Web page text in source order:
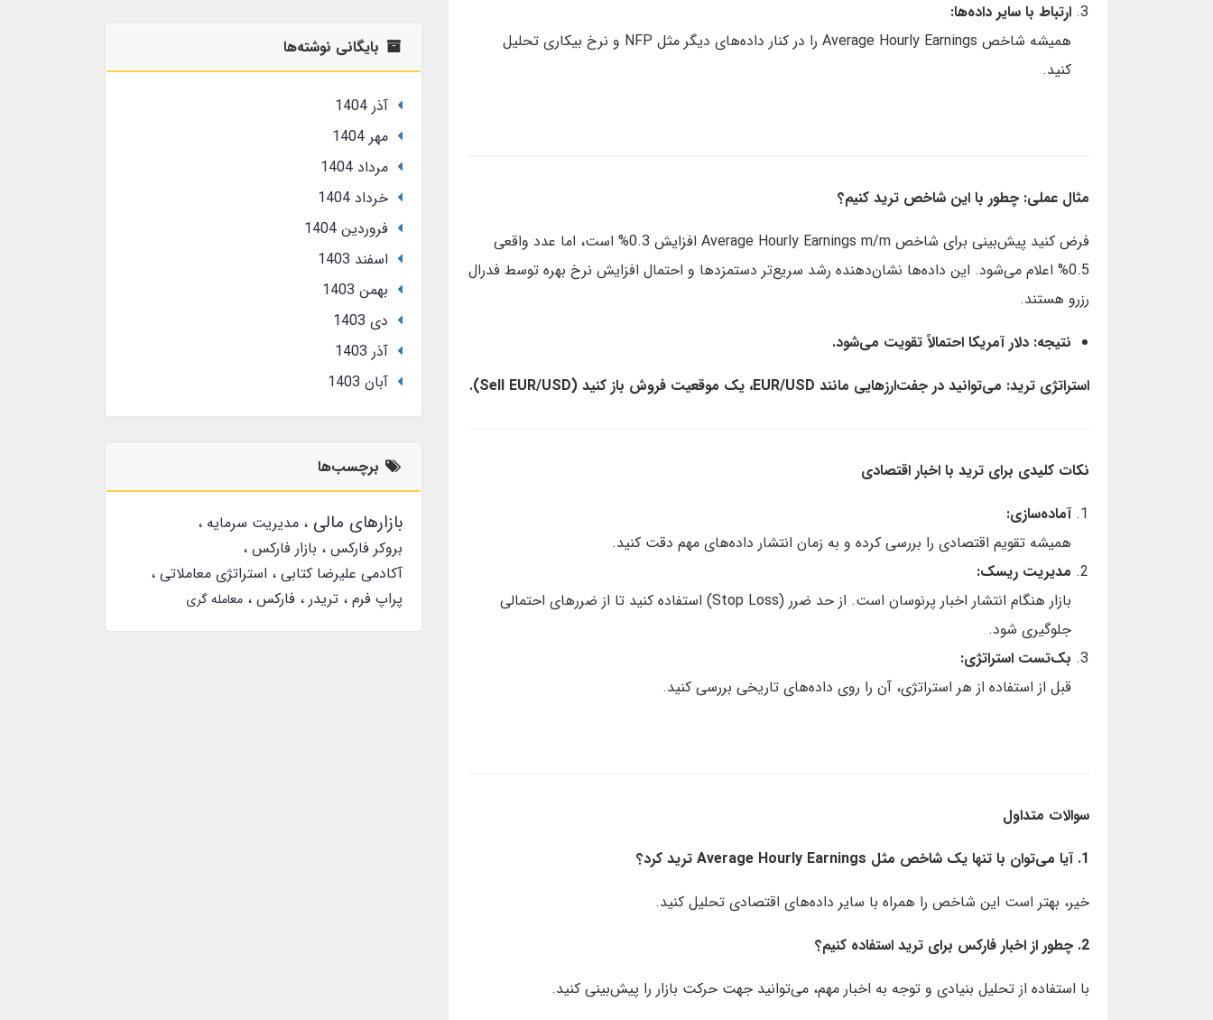
ارتباط با سایر داده‌ها:
همیشه شاخص Average Hourly Earnings را در کنار داده‌های دیگر مثل NFP و نرخ بیکاری تحلیل
کنید.
مثال عملی: چطور با این شاخص ترید کنیم؟
فرض کنید پیش‌بینی برای شاخص Average Hourly Earnings m/m افزایش 0.3% است، اما عدد واقعی
0.5% اعلام می‌شود. این داده‌ها نشان‌دهنده رشد سریع‌تر دستمزدها و احتمال افزایش نرخ بهره توسط فدرال
رزرو هستند.
نتیجه: دلار آمریکا احتمالاً تقویت می‌شود.
استراتژی ترید: می‌توانید در جفت‌ارزهایی مانند EUR/USD، یک موقعیت فروش باز کنید (Sell EUR/USD).
نکات کلیدی برای ترید با اخبار اقتصادی
آماده‌سازی:
همیشه تقویم اقتصادی را بررسی کرده و به زمان انتشار داده‌های مهم دقت کنید.
مدیریت ریسک:
بازار هنگام انتشار اخبار پرنوسان است. از حد ضرر (Stop Loss) استفاده کنید تا از ضررهای احتمالی
جلوگیری شود.
بک‌تست استراتژی:
قبل از استفاده از هر استراتژی، آن را روی داده‌های تاریخی بررسی کنید.
سوالات متداول
1. آیا می‌توان با تنها یک شاخص مثل Average Hourly Earnings ترید کرد؟
خیر، بهتر است این شاخص را همراه با سایر داده‌های اقتصادی تحلیل کنید.
2. چطور از اخبار فارکس برای ترید استفاده کنیم؟
با استفاده از تحلیل بنیادی و توجه به اخبار مهم، می‌توانید جهت حرکت بازار را پیش‌بینی کنید.
بایگانی نوشته‌ها
آذر 1404
مهر 1404
مرداد 1404
خرداد 1404
فروردین 1404
اسفند 1403
بهمن 1403
دی 1403
آذر 1403
آبان 1403
برچسب‌ها
بازارهای مالی
مدیریت سرمایه
بروکر فارکس
بازار فارکس
آکادمی علیرضا کتابی
استراتژی معاملاتی
پراپ فرم تریدر فارکس معامله گری